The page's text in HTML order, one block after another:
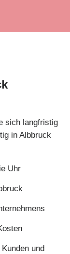
sich langfristig
in Albbruck
Uhr
und